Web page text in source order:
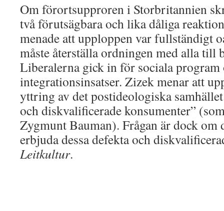
Om förortsupproren i Storbritannien
två förutsägbara och lika dåliga
menade att upploppen var fullständigt
måste återställa ordningen med alla till
Liberalerna gick in för sociala program
integrationsinsatser. Zizek menar att
yttring av det postideologiska
och diskvalificerade konsumenter”
Zygmunt Bauman). Frågan är dock
erbjuda dessa defekta och
Leitkultur.